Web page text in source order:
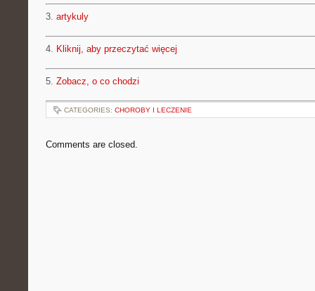
3. artykuly
4. Kliknij, aby przeczytać więcej
5. Zobacz, o co chodzi
CATEGORIES: CHOROBY I LECZENIE
Comments are closed.